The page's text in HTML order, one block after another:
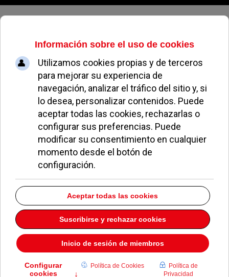
Viernes, 07 de agosto de 2026
Medalla de bronce en titulados
universitarios
ALBERTO MORENO NOTICIAS DE POZUELO 18 DICIEMBRE 2007
El 39,8% de los vecinos de Pozuelo de Alarcón